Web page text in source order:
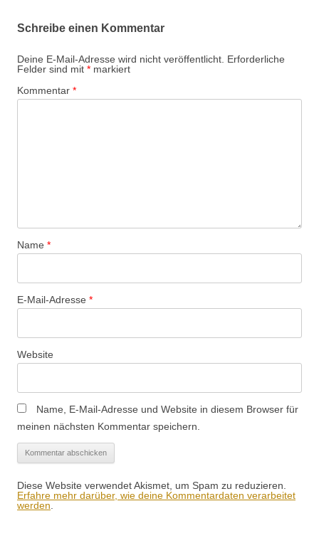
Schreibe einen Kommentar
Deine E-Mail-Adresse wird nicht veröffentlicht. Erforderliche
Felder sind mit * markiert
Kommentar *
Name *
E-Mail-Adresse *
Website
Name, E-Mail-Adresse und Website in diesem Browser für
meinen nächsten Kommentar speichern.
Diese Website verwendet Akismet, um Spam zu reduzieren.
Erfahre mehr darüber, wie deine Kommentardaten verarbeitet
werden